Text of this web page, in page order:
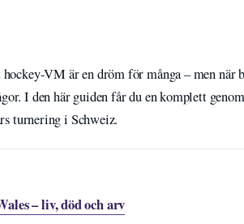
VM är en dröm för många – men när
I den här guiden får du en komplett
turnering i Schweiz.
– liv, död och arv